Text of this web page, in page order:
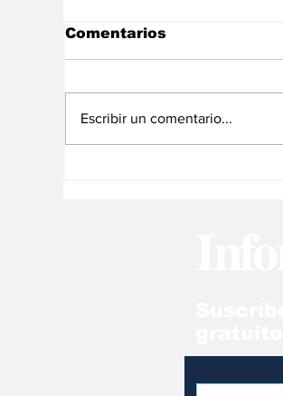
Comentarios
Escribir un comentario...